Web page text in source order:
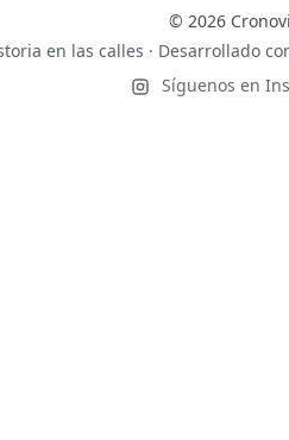
© 2026
en las calles · Desarrollado
Síguenos en